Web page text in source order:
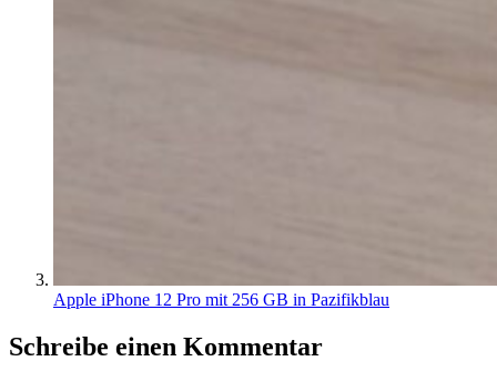
Apple iPhone 12 Pro mit 256 GB in Pazifikblau
Schreibe einen Kommentar